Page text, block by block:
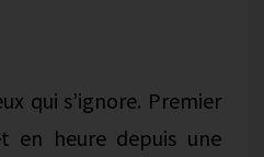
qui s’ignore. Premier
en heure depuis une